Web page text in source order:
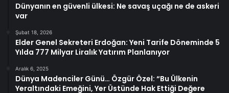
Dünyanın en güvenli ülkesi: Ne savaş uçağı ne de askeri
var
Şubat 18, 2026
Elder Genel Sekreteri Erdoğan: Yeni Tarife Döneminde 5
Yılda 777 Milyar Liralık Yatırım Planlanıyor
Aralık 6, 2025
Dünya Madenciler Günü… Özgür Özel: “Bu Ülkenin
Yeraltındaki Emeğini, Yer Üstünde Hak Ettiği Değere